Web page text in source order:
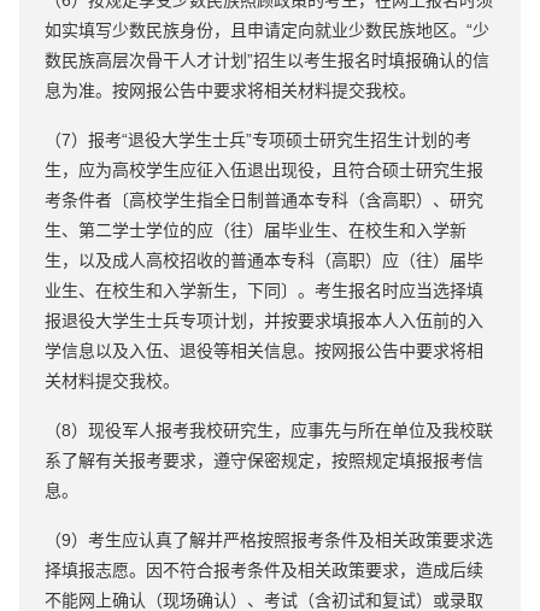
如实填写少数民族身份，且申请定向就业少数民族地区。“少
数民族高层次骨干人才计划”招生以考生报名时填报确认的信
息为准。按网报公告中要求将相关材料提交我校。
（7）报考“退役大学生士兵”专项硕士研究生招生计划的考
生，应为高校学生应征入伍退出现役，且符合硕士研究生报
考条件者〔高校学生指全日制普通本专科（含高职）、研究
生、第二学士学位的应（往）届毕业生、在校生和入学新
生，以及成人高校招收的普通本专科（高职）应（往）届毕
业生、在校生和入学新生，下同〕。考生报名时应当选择填
报退役大学生士兵专项计划，并按要求填报本人入伍前的入
学信息以及入伍、退役等相关信息。按网报公告中要求将相
关材料提交我校。
（8）现役军人报考我校研究生，应事先与所在单位及我校联
系了解有关报考要求，遵守保密规定，按照规定填报报考信
息。
（9）考生应认真了解并严格按照报考条件及相关政策要求选
择填报志愿。因不符合报考条件及相关政策要求，造成后续
不能网上确认（现场确认）、考试（含初试和复试）或录取